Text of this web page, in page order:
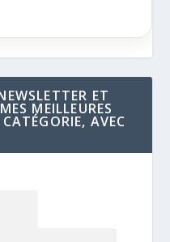
ET
MEILLEURES
AVEC